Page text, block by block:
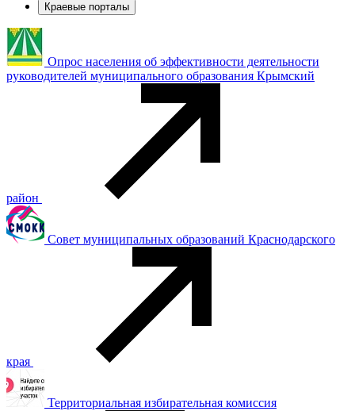
Краевые порталы
Опрос населения об эффективности деятельности
руководителей муниципального образования Крымский
район
Совет муниципальных образований Краснодарского
края
Территориальная избирательная комиссия